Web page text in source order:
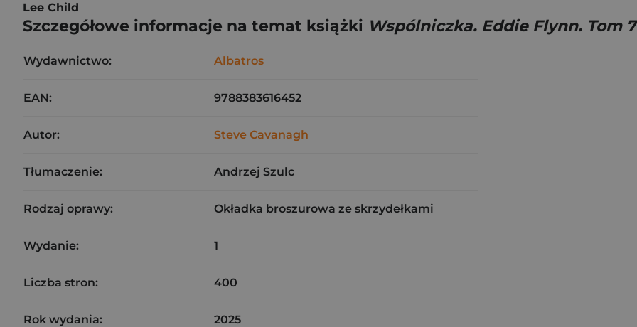
Lee Child
Szczegółowe informacje na temat książki Wspólniczka. Eddie Flynn. Tom 7
Wydawnictwo: Albatros
EAN: 9788383616452
Autor: Steve Cavanagh
Tłumaczenie: Andrzej Szulc
Rodzaj oprawy: Okładka broszurowa ze skrzydełkami
Wydanie: 1
Liczba stron: 400
Rok wydania: 2025